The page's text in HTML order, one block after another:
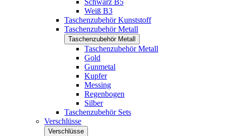
Schwarz B5
Weiß B3
Taschenzubehör Kunststoff
Taschenzubehör Metall
Taschenzubehör Metall
Taschenzubehör Metall
Gold
Gunmetal
Kupfer
Messing
Regenbogen
Silber
Taschenzubehör Sets
Verschlüsse
Verschlüsse